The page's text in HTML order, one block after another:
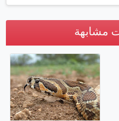
مشابهة